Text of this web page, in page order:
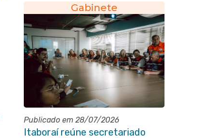
Gabinete
Publicado em 28/07/2026
Itaboraí reúne secretariado